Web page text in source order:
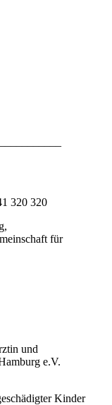
320 320
für
und
e.V.
Kinder